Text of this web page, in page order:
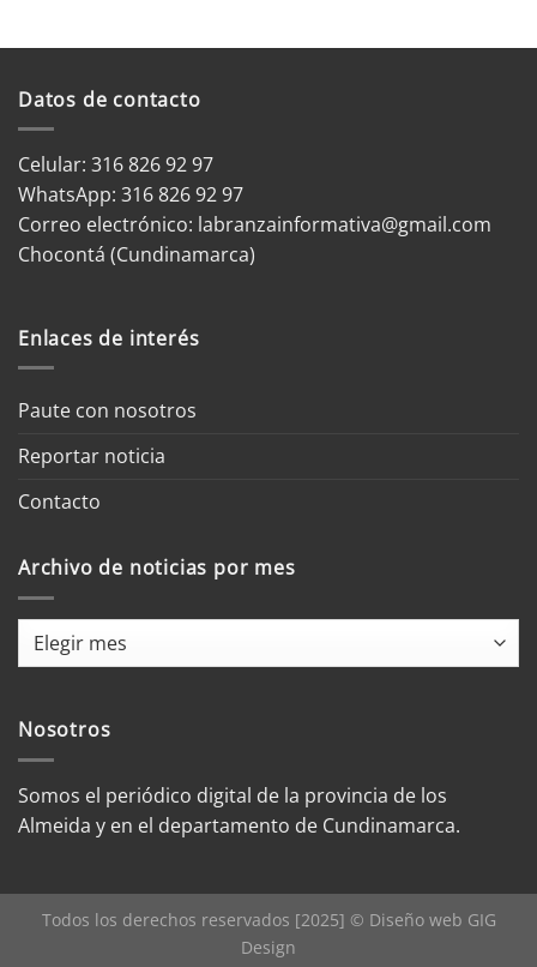
Datos de contacto
Celular: 316 826 92 97
WhatsApp: 316 826 92 97
Correo electrónico: labranzainformativa@gmail.com
Chocontá (Cundinamarca)
Enlaces de interés
Paute con nosotros
Reportar noticia
Contacto
Archivo de noticias por mes
Archivo
mes
Nosotros
Somos el periódico digital de la provincia de los
Almeida y en el departamento de Cundinamarca.
Todos los derechos reservados [2025] © Diseño web GIG
Design